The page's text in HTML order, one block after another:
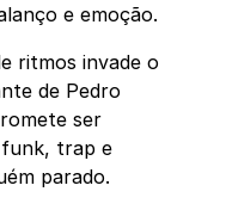
e emoção.
ritmos invade o
de Pedro
ser
funk, trap e
parado.